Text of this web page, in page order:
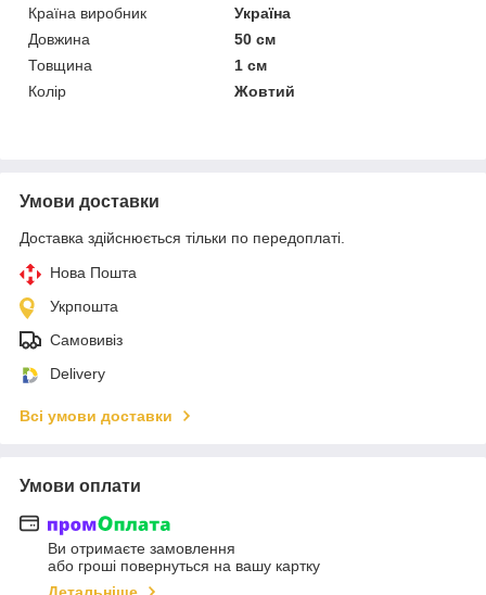
Країна виробник
Україна
Довжина
50 см
Товщина
1 см
Колір
Жовтий
Умови доставки
Доставка здійснюється тільки по передоплаті.
Нова Пошта
Укрпошта
Самовивіз
Delivery
Всі умови доставки
Умови оплати
Ви отримаєте замовлення
або гроші повернуться на вашу картку